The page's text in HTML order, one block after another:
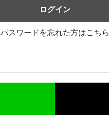
ログイン
パスワードを忘れた方はこちら